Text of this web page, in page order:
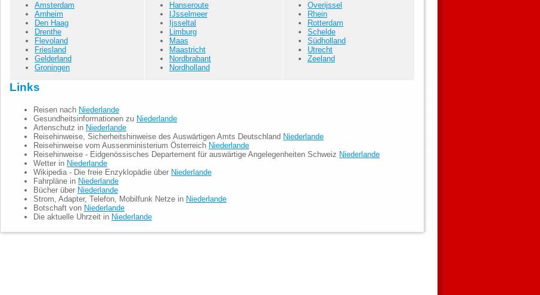
Amsterdam
Arnheim
Den Haag
Drenthe
Flevoland
Friesland
Gelderland
Groningen
Hanseroute
IJsselmeer
Ijsseltal
Limburg
Maas
Maastricht
Nordbrabant
Nordholland
Overijssel
Rhein
Rotterdam
Schelde
Südholland
Utrecht
Zeeland
Links
Reisen nach Niederlande
Gesundheitsinformationen zu Niederlande
Artenschutz in Niederlande
Reisehinweise, Sicherheitshinweise des Auswärtigen Amts Deutschland Niederlande
Reisehinweise vom Aussenministerium Österreich Niederlande
Reisehinweise - Eidgenössisches Departement für auswärtige Angelegenheiten Schweiz Niederlande
Wetter in Niederlande
Wikipedia - Die freie Enzyklopädie über Niederlande
Fahrpläne in Niederlande
Bücher über Niederlande
Strom, Adapter, Telefon, Mobilfunk Netze in Niederlande
Botschaft von Niederlande
Die aktuelle Uhrzeit in Niederlande